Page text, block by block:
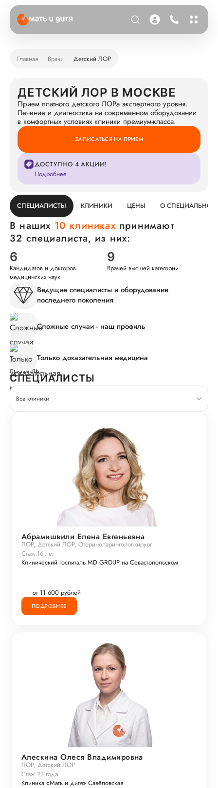
Главная Врачи Детский ЛОР
ДЕТСКИЙ ЛОР В МОСКВЕ
Прием платного детского ЛОРа экспертного уровня.
Лечение и диагностика на современном оборудовании
в комфортных условиях клиники премиум-класса.
ЗАПИСАТЬСЯ НА ПРИЕМ
ДОСТУПНО 4 АКЦИИ!
Подробнее
СПЕЦИАЛИСТЫ КЛИНИКИ ЦЕНЫ О
В наших 10 клиниках принимают
32 специалиста, из них:
6
Кандидатов и докторов
медицинских наук
9
Врачей высшей категории
Ведущие специалисты и оборудование
последнего поколения
Сложные случаи - наш профиль
Только доказательная медицина
СПЕЦИАЛИСТЫ
Все клиники
Абрамишвили Елена Евгеньевна
ЛОР, Детский ЛОР, Оториноларинголог-хирург
Стаж 16 лет
Клинический госпиталь MD GROUP на Севастопольском
от 11 600 рублей
ПОДРОБНЕЕ
Алескина Олеся Владимировна
ЛОР, Детский ЛОР
Стаж 23 года
Клиника «Мать и дитя» Савёловская